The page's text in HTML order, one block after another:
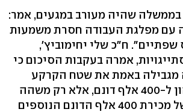
בממשלה שהיה מעורב במגעים, אמר:
עם מפלגת העבודה חסרת משמעות
ח"כ שלי יחימוביץ',
אמרה בעקבות הסיכום כי
מגבילה באמת את שטח הקרקע
שתימכר לבעלי הון ל-400 אלף דונם, אלא רק משהה
את השלב השני של מכירת 400 אלף הדונם הנוספים